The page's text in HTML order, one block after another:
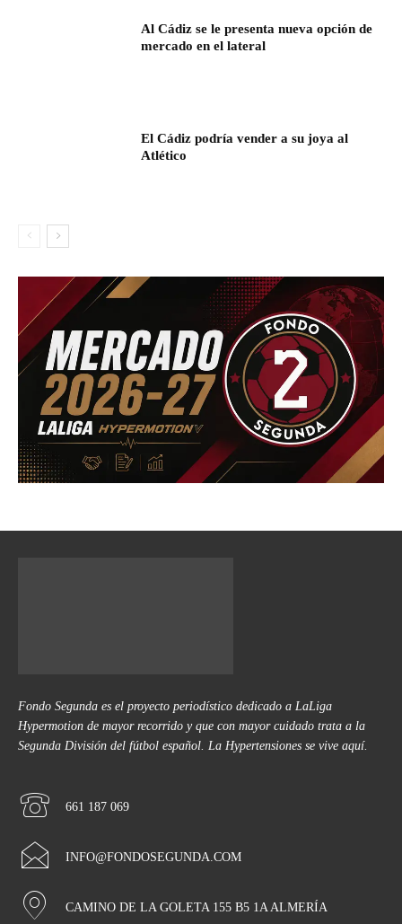
Al Cádiz se le presenta nueva opción de
mercado en el lateral
El Cádiz podría vender a su joya al
Atlético
Fondo Segunda es el proyecto periodístico dedicado a LaLiga
Hypermotion de mayor recorrido y que con mayor cuidado trata a la
Segunda División del fútbol español. La Hypertensiones se vive aquí.
661 187 069
INFO@FONDOSEGUNDA.COM
CAMINO DE LA GOLETA 155 B5 1A ALMERÍA